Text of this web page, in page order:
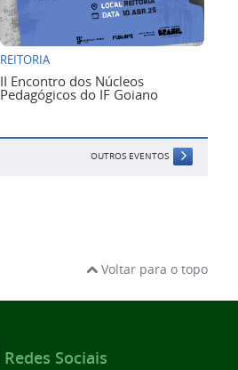
REITORIA
II Encontro dos Núcleos
Pedagógicos do IF Goiano
OUTROS EVENTOS
Voltar para o topo
Redes Sociais